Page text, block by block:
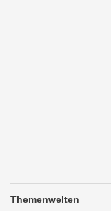
Themenwelten